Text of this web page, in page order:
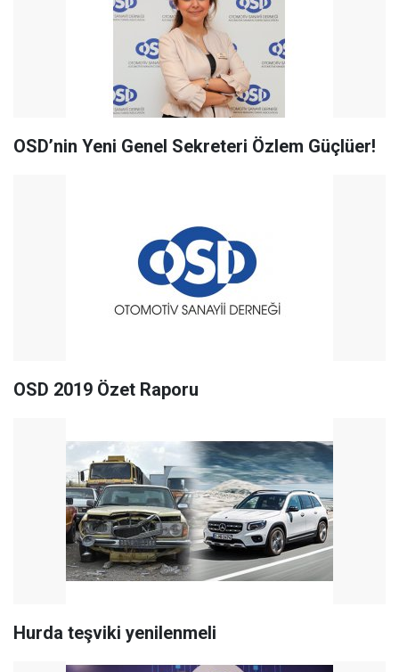
OSD’nin Yeni Genel Sekreteri Özlem Güçlüer!
OSD 2019 Özet Raporu
Hurda teşviki yenilenmeli